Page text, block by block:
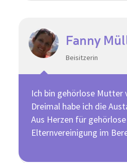
Fanny
Beisitzerin
Ich bin gehörlose Mutter
Dreimal habe ich die
Aus Herzen für
Elternvereinigung im